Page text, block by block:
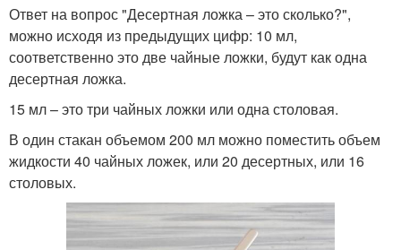
Ответ на вопрос "Десертная ложка – это сколько?",
можно исходя из предыдущих цифр: 10 мл,
соответственно это две чайные ложки, будут как одна
десертная ложка.
15 мл – это три чайных ложки или одна столовая.
В один стакан объемом 200 мл можно поместить объем
жидкости 40 чайных ложек, или 20 десертных, или 16
столовых.